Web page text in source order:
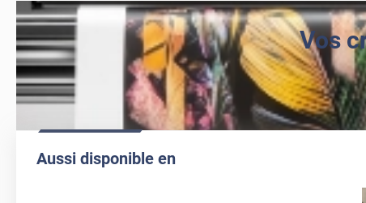
Vos
Aussi disponible en